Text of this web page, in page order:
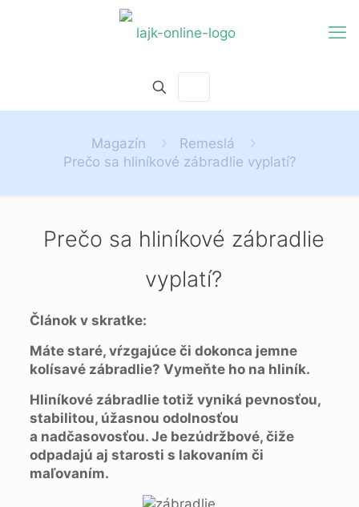
Magazín
Remeslá
Prečo sa hliníkové zábradlie vyplatí?
Prečo sa hliníkové zábradlie
vyplatí?
Článok v skratke:
Máte staré, vŕzgajúce či dokonca jemne
kolísavé zábradlie? Vymeňte ho na hliník.
Hliníkové zábradlie totiž vyniká pevnosťou,
stabilitou, úžasnou odolnosťou
a nadčasovosťou. Je bezúdržbové, čiže
odpadajú aj starosti s lakovaním či
maľovaním.